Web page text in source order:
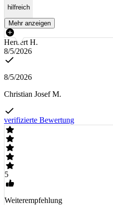
hilfreich
Mehr anzeigen
Herbert H.
8/5/2026
8/5/2026
Christian Josef M.
verifizierte Bewertung
5
Weiterempfehlung